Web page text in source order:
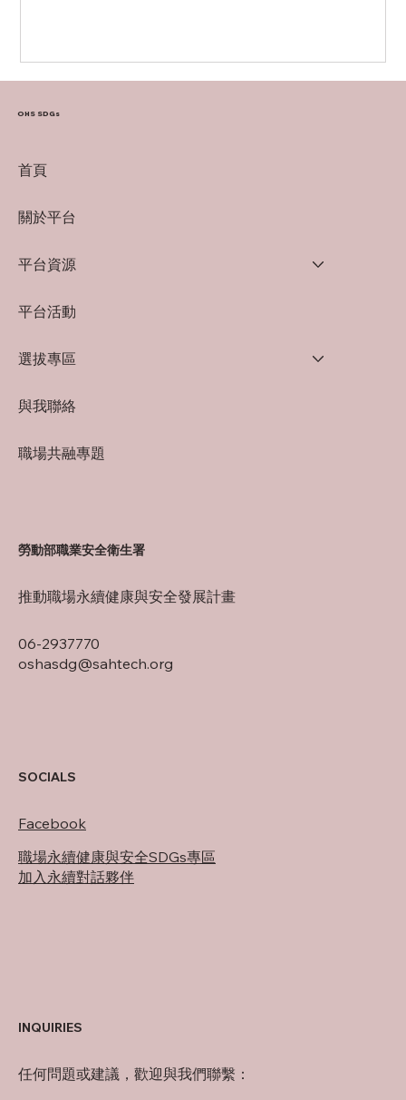
OHS SDGs
首頁
關於平台
平台資源
平台活動
選拔專區
與我聯絡
職場共融專題
勞動部職業安全衛生署
推動職場永續健康與安全發展計畫
06-2937770
oshasdg@sahtech.org
SOCIALS
職場永續健康與安全SDGs專區
Facebook
加入永續對話夥伴
INQUIRIES
任何問題或建議，歡迎與我們聯繫：